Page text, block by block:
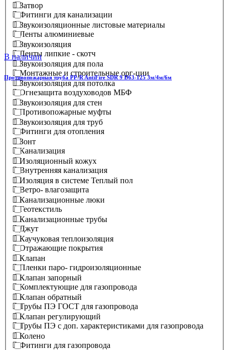
Фитинги для канализации
Ленты алюминиевые
Ленты липкие - скотч
Монтажные и строительные орг-ции
Огнезащита воздуховодов МБФ
Противопожарные муфты
Фитинги для отопления
Канализация
Внутренняя канализация
Ветро- влагозащита
Геотекстиль
Джут
Отражающие покрытия
Пленки паро- гидроизоляционные
Комплектующие для газопровода
Трубы ПЭ ГОСТ для газопровода
Трубы ПЭ с доп. характеристиками для газопровода
Фитинги для газопровода
Затвор
Звукоизоляционные листовые материалы
Звукоизоляция
Звукоизоляция для пола
Звукоизоляция для потолка
Звукоизоляция для стен
Звукоизоляция для труб
Зонт
Изоляционный кожух
Изоляция в системе Теплый пол
Канализационные люки
Канализационные трубы
Каучуковая теплоизоляция
Клапан
Клапан запорный
Клапан обратный
Клапан регулирующий
Колено
В наличии
Противопожарная труба PP-R AntiFire SDR 9 D63-125 3м/4м/6м